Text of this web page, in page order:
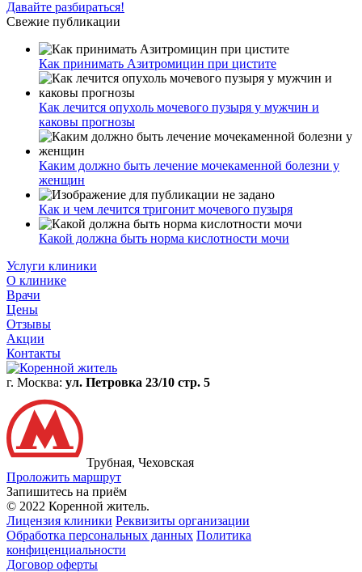
Давайте разбираться!
Свежие публикации
Как принимать Азитромицин при цистите
Как лечится опухоль мочевого пузыря у мужчин и
каковы прогнозы
Каким должно быть лечение мочекаменной болезни у
женщин
Как и чем лечится тригонит мочевого пузыря
Какой должна быть норма кислотности мочи
Услуги клиники
О клинике
Врачи
Цены
Отзывы
Акции
Контакты
г. Москва: ул. Петровка 23/10 стр. 5
Трубная, Чеховская
Проложить маршрут
Запишитесь на приём
© 2022 Коренной житель.
Лицензия клиники Реквизиты организации
Обработка персональных данных Политика
конфиценциальности
Договор оферты